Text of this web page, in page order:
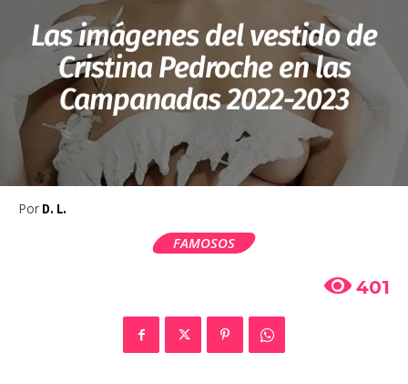
Las imágenes del vestido de
Cristina Pedroche en las
Campanadas 2022-2023
Por D. L.
FAMOSOS
401